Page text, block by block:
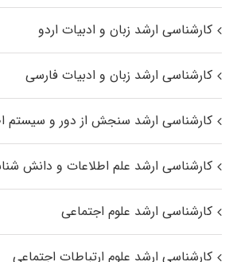
کارشناسی ارشد زبان و ادبیات اردو
کارشناسی ارشد زبان و ادبیات فارسی
کارشناسی ارشد سنجش از دور و سیستم
کارشناسی ارشد علم اطلاعات و دانش
کارشناسی ارشد علوم اجتماعی
کارشناسی ارشد علوم ارتباطات اجتماعی